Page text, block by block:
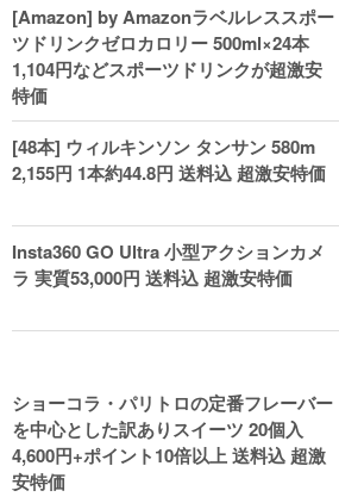
[Amazon] by Amazonラベルレススポー
ツドリンクゼロカロリー 500ml×24本
1,104円などスポーツドリンクが超激安
特価
[48本] ウィルキンソン タンサン 580m
2,155円 1本約44.8円 送料込 超激安特価
Insta360 GO Ultra 小型アクションカメ
ラ 実質53,000円 送料込 超激安特価
ショーコラ・パリトロの定番フレーバー
を中心とした訳ありスイーツ 20個入
4,600円+ポイント10倍以上 送料込 超激
安特価